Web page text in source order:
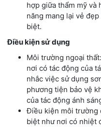
hợp giữa thẩm mỹ và
năng mang lại vẻ
biệt.
Điều kiện sử dụng
Môi trường ngoại
nơi có tác động của
nhắc việc sử dụng
phương tiện bảo vệ
của tác động ánh
Điều kiện môi trường
biệt như nơi có nhiệt